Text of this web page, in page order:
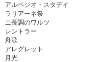
アルペジオ・スタデイ
ラリアーネ祭
ニ長調のワルツ
レントラー
舟歌
アレグレット
月光